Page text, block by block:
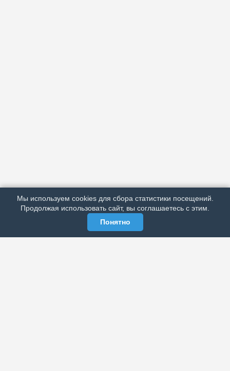
РЕКЛАМА У НАС
МЫ В СОЦСЕТЯХ
Мы используем cookies для сбора статистики посещений.
Продолжая использовать сайт, вы соглашаетесь с этим.
Понятно